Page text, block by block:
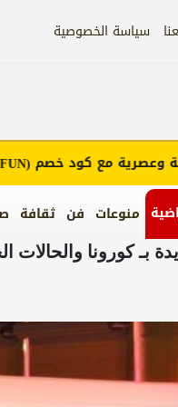
سياسة الخصوصية
منوعات فن ثقافة
مع كود خصم(FUN)
بـ كورونا والحالات